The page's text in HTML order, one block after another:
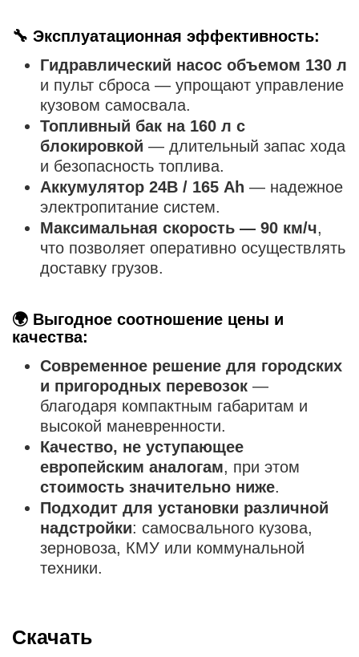
🔧 Эксплуатационная эффективность:
Гидравлический насос объемом 130 л
и пульт сброса — упрощают управление
кузовом самосвала.
Топливный бак на 160 л с
блокировкой — длительный запас хода
и безопасность топлива.
Аккумулятор 24В / 165 Ah — надежное
электропитание систем.
Максимальная скорость — 90 км/ч,
что позволяет оперативно осуществлять
доставку грузов.
🌍 Выгодное соотношение цены и
качества:
Современное решение для городских
и пригородных перевозок —
благодаря компактным габаритам и
высокой маневренности.
Качество, не уступающее
европейским аналогам, при этом
стоимость значительно ниже.
Подходит для установки различной
надстройки: самосвального кузова,
зерновоза, КМУ или коммунальной
техники.
Скачать